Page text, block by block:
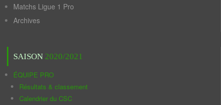
Matchs Ligue 1 Pro
Archives
SAISON 2020/2021
ÉQUIPE PRO
Résultats & classement
Calendrier du CSC